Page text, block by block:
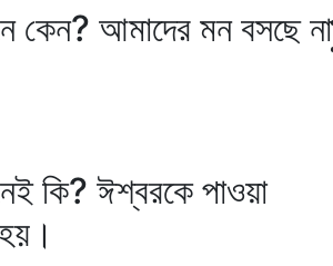
কেন? আমাদের মন বসছে না
কি? ঈশ্বরকে পাওয়া